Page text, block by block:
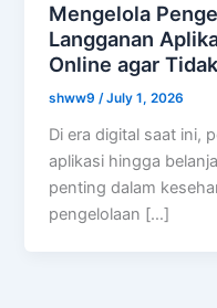
Mengelola
Langganan
Online agar
shww9/July 1, 2026
Di era digital saat ini,
aplikasi hingga
penting dalam
pengelolaan […]